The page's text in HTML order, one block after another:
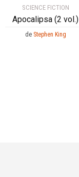
SCIENCE FICTION
Apocalipsa (2 vol.)
de Stephen King